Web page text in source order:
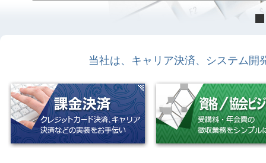
当社は、キャリア決済、システム開